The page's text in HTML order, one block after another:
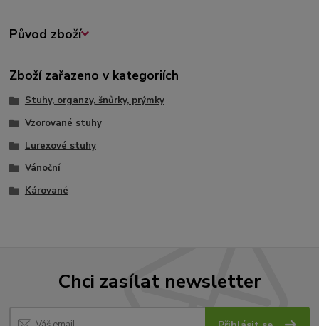
Původ zboží
Zboží zařazeno v kategoriích
Stuhy, organzy, šnůrky, prýmky
Vzorované stuhy
Lurexové stuhy
Vánoční
Kárované
Chci zasílat newsletter